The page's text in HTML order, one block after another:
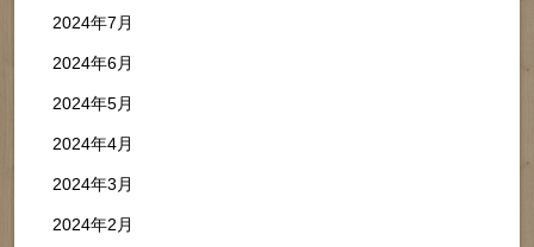
2024年7月
2024年6月
2024年5月
2024年4月
2024年3月
2024年2月